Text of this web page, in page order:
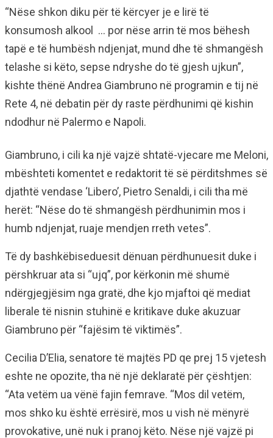
“Nëse shkon diku për të kërcyer je e lirë të
konsumosh alkool … por nëse arrin të mos bëhesh
tapë e të humbësh ndjenjat, mund dhe të shmangësh
telashe si këto, sepse ndryshe do të gjesh ujkun”,
kishte thënë Andrea Giambruno në programin e tij në
Rete 4, në debatin për dy raste përdhunimi që kishin
ndodhur në Palermo e Napoli.
Giambruno, i cili ka një vajzë shtatë-vjecare me Meloni,
mbështeti komentet e redaktorit të së përditshmes së
djathtë vendase ‘Libero’, Pietro Senaldi, i cili tha më
herët: “Nëse do të shmangësh përdhunimin mos i
humb ndjenjat, ruaje mendjen rreth vetes”.
Të dy bashkëbiseduesit dënuan përdhunuesit duke i
përshkruar ata si “ujq”, por kërkonin më shumë
ndërgjegjësim nga gratë, dhe kjo mjaftoi që mediat
liberale të nisnin stuhinë e kritikave duke akuzuar
Giambruno për “fajësim të viktimës”.
Cecilia D’Elia, senatore të majtës PD qe prej 15 vjetesh
eshte ne opozite, tha në një deklaratë për çështjen:
“Ata vetëm ua vënë fajin femrave. “Mos dil vetëm,
mos shko ku është errësirë, mos u vish në mënyrë
provokative, unë nuk i pranoj këto. Nëse një vajzë pi